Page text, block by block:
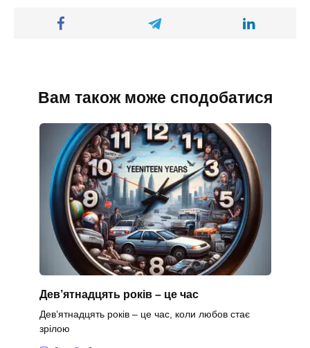
Вам також може сподобатися
Дев’ятнадцять років – це час
Дев’ятнадцять років – це час, коли любов стає
зрілою